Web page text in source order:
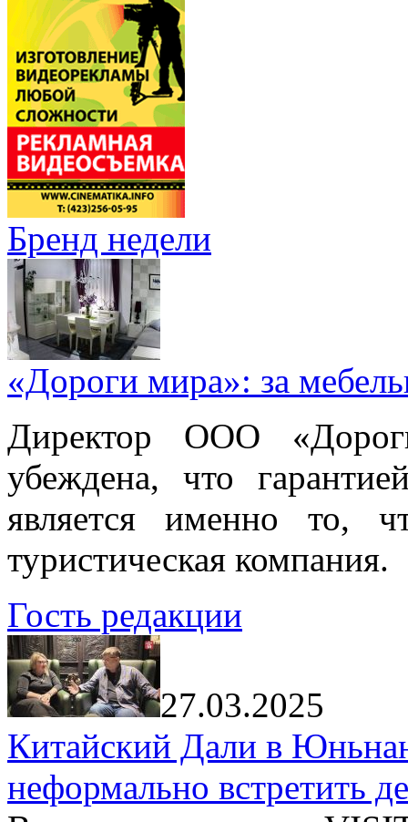
Бренд недели
«Дороги мира»: за
Директор ООО
убеждена, что
является именно то,
туристическая компания.
Гость редакции
27.03.2025
Китайский Дали в
неформально встретить